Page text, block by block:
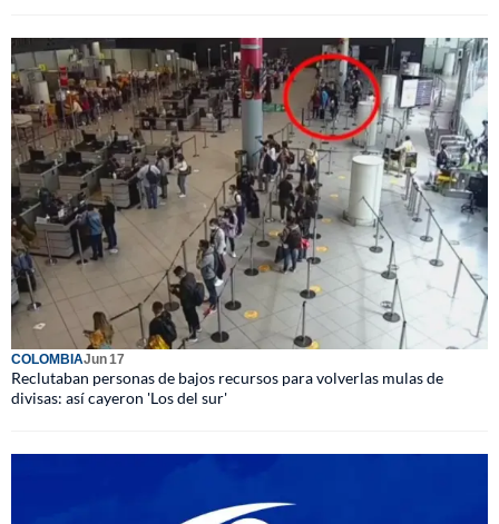
COLOMBIAJun 17
Reclutaban personas de bajos recursos para volverlas mulas de
divisas: así cayeron 'Los del sur'